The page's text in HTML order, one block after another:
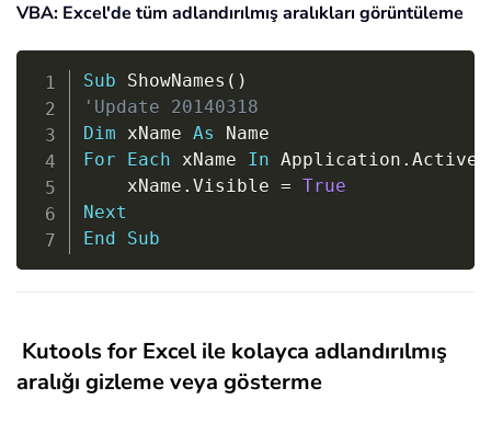
VBA: Excel'de tüm adlandırılmış aralıkları görüntüleme
Sub ShowNames ( )
'Update 20140318
Dim xName As
For
Each xName In Application .
    xName
. Visible = True
Next
End
Sub
Kutools for Excel ile kolayca adlandırılmış
aralığı gizleme veya gösterme